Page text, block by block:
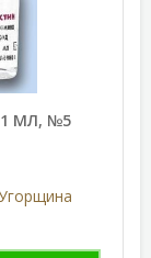
1 МЛ, №5